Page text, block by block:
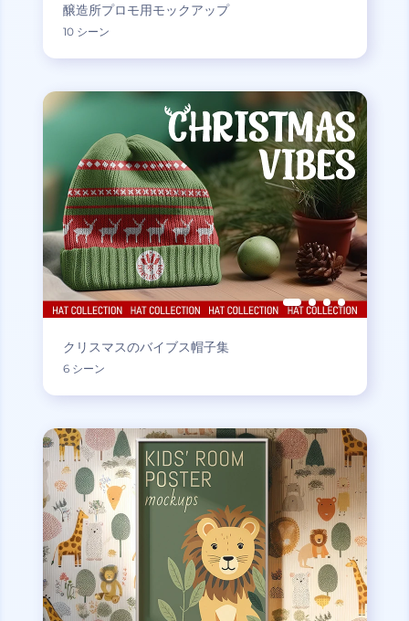
醸造所プロモ用モックアップ
10 シーン
クリスマスのバイブス帽子集
6 シーン